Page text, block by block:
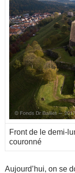
Front de le demi-
couronné
Aujourd’hui, on se